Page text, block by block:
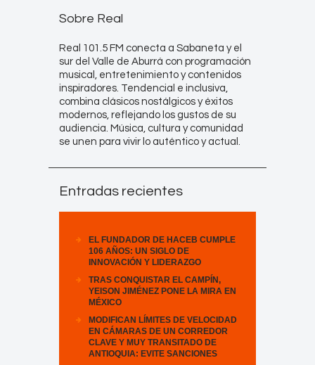
Sobre Real
Real 101.5 FM conecta a Sabaneta y el
sur del Valle de Aburrá con programación
musical, entretenimiento y contenidos
inspiradores. Tendencial e inclusiva,
combina clásicos nostálgicos y éxitos
modernos, reflejando los gustos de su
audiencia. Música, cultura y comunidad
se unen para vivir lo auténtico y actual.
Entradas recientes
EL FUNDADOR DE HACEB CUMPLE
106 AÑOS: UN SIGLO DE
INNOVACIÓN Y LIDERAZGO
TRAS CONQUISTAR EL CAMPÍN,
YEISON JIMÉNEZ PONE LA MIRA EN
MÉXICO
MODIFICAN LÍMITES DE VELOCIDAD
EN CÁMARAS DE UN CORREDOR
CLAVE Y MUY TRANSITADO DE
ANTIOQUIA: EVITE SANCIONES